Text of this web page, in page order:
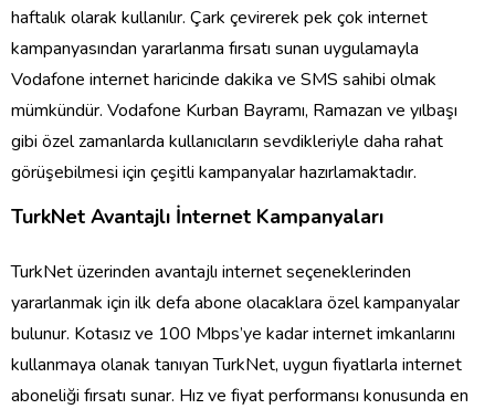
haftalık olarak kullanılır. Çark çevirerek pek çok internet
kampanyasından yararlanma fırsatı sunan uygulamayla
Vodafone internetharicinde dakika ve SMS sahibi olmak
mümkündür. Vodafone Kurban Bayramı, Ramazan ve yılbaşı
gibi özel zamanlarda kullanıcıların sevdikleriyle daha rahat
görüşebilmesi için çeşitli kampanyalar hazırlamaktadır.
TurkNet Avantajlı İnternet Kampanyaları
TurkNetüzerinden avantajlı internet seçeneklerinden
yararlanmak için ilk defa abone olacaklara özel kampanyalar
bulunur. Kotasız ve 100 Mbps’ye kadar internet imkanlarını
kullanmaya olanak tanıyan TurkNet, uygun fiyatlarla internet
aboneliği fırsatı sunar. Hız ve fiyat performansı konusunda en